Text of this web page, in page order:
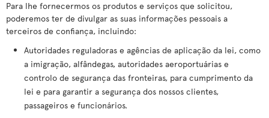
Para lhe fornecermos os produtos e serviços que solicitou,
poderemos ter de divulgar as suas informações pessoais a
terceiros de confiança, incluindo:
Autoridades reguladoras e agências de aplicação da lei, como
a imigração, alfândegas, autoridades aeroportuárias e
controlo de segurança das fronteiras, para cumprimento da
lei e para garantir a segurança dos nossos clientes,
passageiros e funcionários.